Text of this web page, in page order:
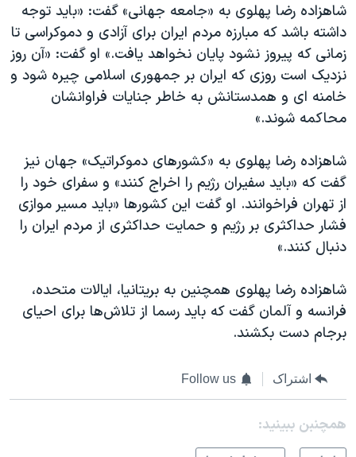
شاهزاده رضا پهلوی به «جامعه جهانی» گفت: «باید توجه
داشته باشد که مبارزه مردم ایران برای آزادی و دموکراسی تا
زمانی که پیروز نشود پایان نخواهد یافت.» او گفت: «آن روز
نزدیک است روزی که ایران بر جمهوری اسلامی چیره شود و
خامنه ای و همدستانش به خاطر جنایات فراوانشان
محاکمه شوند.»
شاهزاده رضا پهلوی به «کشورهای دموکراتیک» جهان نیز
گفت که «باید سفیران رژیم را اخراج کنند» و سفرای خود را
از تهران فراخوانند. او گفت این کشورها «باید مسیر موازی
فشار حداکثری بر رژیم و حمایت حداکثری از مردم ایران را
دنبال کنند.»
شاهزاده رضا پهلوی همچنین به بریتانیا، ایالات متحده،
فرانسه و آلمان گفت که باید رسما از تلاش‌ها برای احیای
برجام دست بکشند.
اشتراک Follow us
همچنبن ببینید: